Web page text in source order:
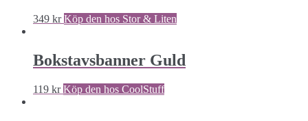
349 kr Köp den hos Stor & Liten
Bokstavsbanner Guld
119 kr Köp den hos CoolStuff